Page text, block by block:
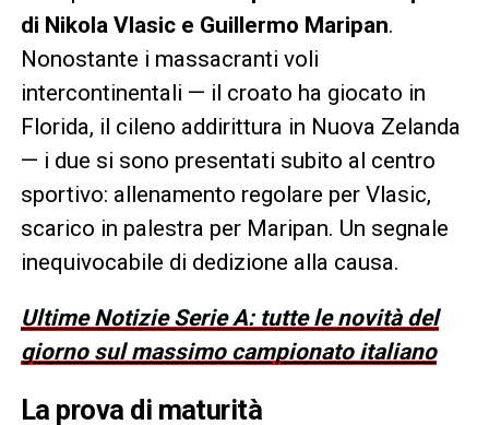
di Nikola Vlasic e Guillermo Maripan.
Nonostante i massacranti voli
intercontinentali — il croato ha giocato in
Florida, il cileno addirittura in Nuova Zelanda
— i due si sono presentati subito al centro
sportivo: allenamento regolare per Vlasic,
scarico in palestra per Maripan. Un segnale
inequivocabile di dedizione alla causa.
Ultime Notizie Serie A: tutte le novità del
giorno sul massimo campionato italiano
La prova di maturità